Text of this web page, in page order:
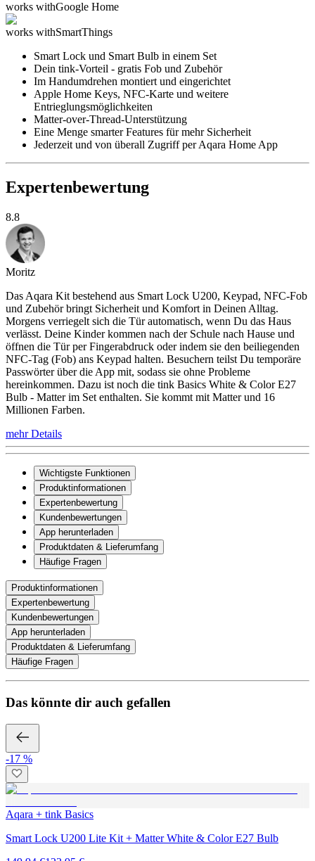
works withGoogle Home
works withSmartThings
Smart Lock und Smart Bulb in einem Set
Dein tink-Vorteil - gratis Fob und Zubehör
Im Handumdrehen montiert und eingerichtet
Apple Home Keys, NFC-Karte und weitere
Entrieglungsmöglichkeiten
Matter-over-Thread-Unterstützung
Eine Menge smarter Features für mehr Sicherheit
Jederzeit und von überall Zugriff per Aqara Home App
Expertenbewertung
8.8
Moritz
Das Aqara Kit bestehend aus Smart Lock U200, Keypad, NFC-Fob
und Zubehör bringt Sicherheit und Komfort in Deinen Alltag.
Morgens verriegelt sich die Tür automatisch, wenn Du das Haus
verlässt. Deine Kinder kommen nach der Schule nach Hause und
öffnen die Tür per Fingerabdruck oder indem sie den beiliegenden
NFC-Tag (Fob) ans Keypad halten. Besuchern teilst Du temporäre
Passwörter über die App mit, sodass sie ohne Probleme
hereinkommen. Dazu ist noch die tink Basics White & Color E27
Bulb - Matter im Set enthalten. Sie kommt mit Matter und 16
Millionen Farben.
mehr Details
Wichtigste Funktionen
Produktinformationen
Expertenbewertung
Kundenbewertungen
App herunterladen
Produktdaten & Lieferumfang
Häufige Fragen
Produktinformationen
Expertenbewertung
Kundenbewertungen
App herunterladen
Produktdaten & Lieferumfang
Häufige Fragen
Das könnte dir auch gefallen
-17 %
Aqara + tink Basics
Smart Lock U200 Lite Kit + Matter White & Color E27 Bulb